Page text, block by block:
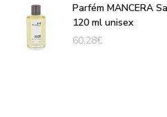
Parfém MANCERA
120 ml unisex
60,28€